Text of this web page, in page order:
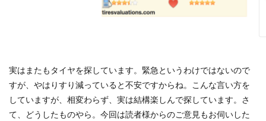
実はまたもタイヤを探しています。緊急というわけではないので
すが、やはりすり減っていると不安ですからね。こんな言い方を
していますが、相変わらず、実は結構楽しんで探しています。さ
て、どうしたものやら。今回は読者様からのご意見もお伺いした